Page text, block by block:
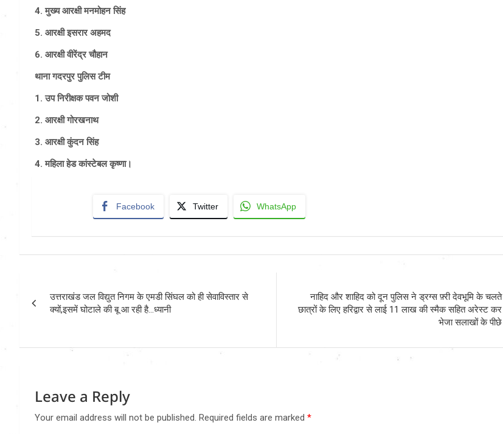
4. मुख्य आरक्षी मनमोहन सिंह
5. आरक्षी इसरार अहमद
6. आरक्षी वीरेंद्र चौहान
थाना गदरपुर पुलिस टीम
1. उप निरीक्षक पवन जोशी
2. आरक्षी गोरखनाथ
3. आरक्षी कुंदन सिंह
4. महिला हेड कांस्टेबल कृष्णा।
Facebook Twitter WhatsApp
navigation
उत्तराखंड जल विद्युत निगम के एमडी सिंघल को ही सेवाविस्तार से
क्यों,इसमें घोटाले की बू आ रही है…ध्यानी
नाहिद और शाहिद को दून पुलिस ने ड्रग्स फ़्री देवभूमि के चलते
छात्रों के लिए हरिद्वार से लाई 11 लाख की स्मैक सहित अरेस्ट कर
भेजा सलाखों के पीछे
Leave a Reply
Your email address will not be published. Required fields are marked *